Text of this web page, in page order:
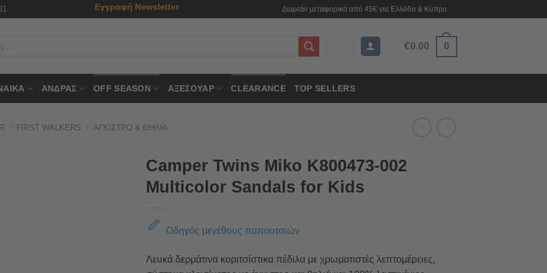
Εγγραφή Newsletter Δωρεάν μεταφορικά από 45€ για Ελλάδα & Κύπρο
€0.00 0
ΑΝΔΡΑΣ OFF SEASON ΑΞΕΣΟΥΑΡ CLEARANCE TOP SELLERS
FIRST WALKERS ΆΓΚΙΣΤΡΟ & ΘΗΛΙΆ
Camper Twins Miko K800473-002
Multicolor Sandals for Kids
Οδηγός μεγέθους παπουτσιών
Λευκά δερμάτινα κοριτσίστικα πέδιλα με χρωματιστές λεπτομέρειες,